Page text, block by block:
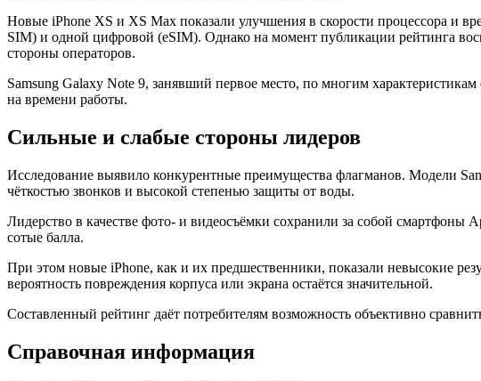
Новые iPhone XS и XS Max показали улучшения в скорости процессора и
SIM) и одной цифровой (eSIM). Однако на момент публикации рейтинга
стороны операторов.
Samsung Galaxy Note 9, занявший первое место, по многим
на времени работы.
Сильные и слабые стороны лидеров
Исследование выявило конкурентные преимущества флагманов. Модели
чёткостью звонков и высокой степенью защиты от воды.
Лидерство в качестве фото- и видеосъёмки сохранили за собой
сотые балла.
При этом новые iPhone, как и их предшественники, показали невысокие
вероятность повреждения корпуса или экрана остаётся значительной.
Составленный рейтинг даёт потребителям возможность объективно
Справочная информация